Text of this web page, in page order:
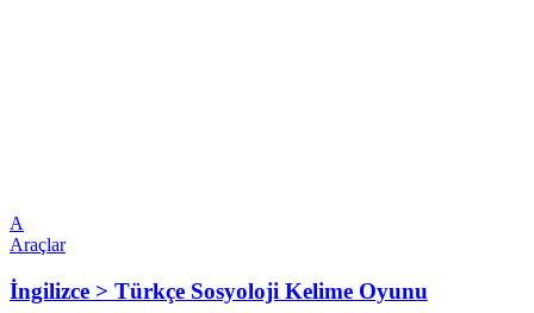
A
Araçlar
İngilizce > Türkçe Sosyoloji Kelime Oyunu